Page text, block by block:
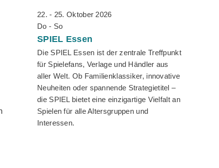
22. - 25. Oktober 2026
Do - So
SPIEL Essen
Die SPIEL Essen ist der zentrale Treffpunkt
für Spielefans, Verlage und Händler aus
aller Welt. Ob Familienklassiker, innovative
Neuheiten oder spannende Strategietitel –
die SPIEL bietet eine einzigartige Vielfalt an
Spielen für alle Altersgruppen und
Interessen.